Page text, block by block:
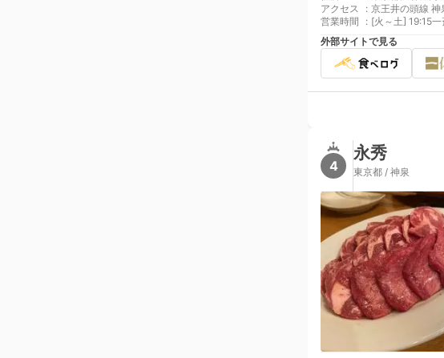
アクセス
: 京王井の頭線
営業時間
: [火～土] 19:15
外部サイトで見る
4
永秀
東京都 / 神泉